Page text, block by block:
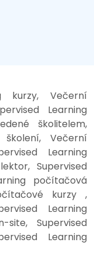
kurzy, Večerní
Learning
školitelem,
školení, Večerní
Learning
Supervised
počítačová
kurzy ,
Learning
site, Supervised
Learning